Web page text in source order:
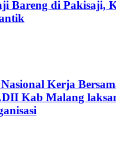
Bareng di Pakisaji,
Kerja
Kab Malang